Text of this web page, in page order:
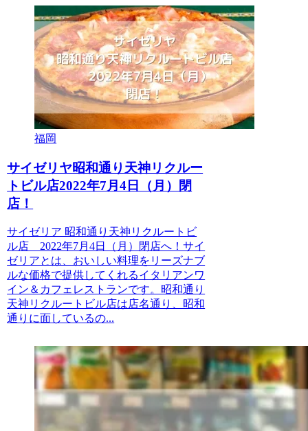
福岡
サイゼリヤ昭和通り天神リクルー
トビル店2022年7月4日（月）閉
店！
サイゼリア 昭和通り天神リクルートビ
ル店 2022年7月4日（月）閉店へ！サイ
ゼリアとは、おいしい料理をリーズナブ
ルな価格で提供してくれるイタリアンワ
イン＆カフェレストランです。昭和通り
天神リクルートビル店は店名通り、昭和
通りに面しているの...